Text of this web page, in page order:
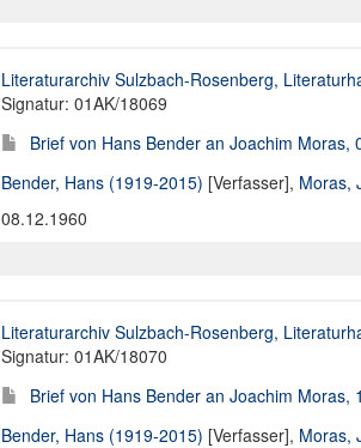
Literaturarchiv Sulzbach-Rosenberg,
Signatur: 01AK/18069
Brief von Hans Bender an Joachim Moras,
Bender, Hans (1919-2015) [Verfasser], Moras,
08.12.1960
Literaturarchiv Sulzbach-Rosenberg,
Signatur: 01AK/18070
Brief von Hans Bender an Joachim Moras,
Bender, Hans (1919-2015) [Verfasser], Moras,